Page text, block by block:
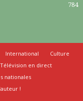
784
International
Culture
Télévision en direct
nationales
!